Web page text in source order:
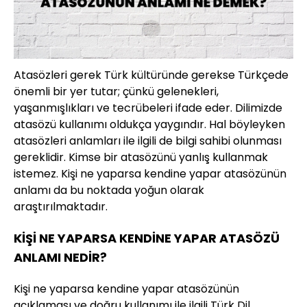
Atasözleri gerek Türk kültüründe gerekse Türkçede
önemli bir yer tutar; çünkü gelenekleri,
yaşanmışlıkları ve tecrübeleri ifade eder. Dilimizde
atasözü kullanımı oldukça yaygındır. Hal böyleyken
atasözleri anlamları ile ilgili de bilgi sahibi olunması
gereklidir. Kimse bir atasözünü yanlış kullanmak
istemez. Kişi ne yaparsa kendine yapar atasözünün
anlamı da bu noktada yoğun olarak
araştırılmaktadır.
KİŞİ NE YAPARSA KENDİNE YAPAR ATASÖZÜ
ANLAMI NEDİR?
Kişi ne yaparsa kendine yapar atasözünün